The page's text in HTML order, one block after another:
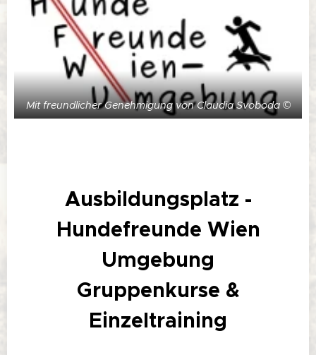
Mit freundlicher Genehmigung von Claudia Svoboda ©
Ausbildungsplatz -
Hundefreunde Wien
Umgebung
Gruppenkurse &
Einzeltraining